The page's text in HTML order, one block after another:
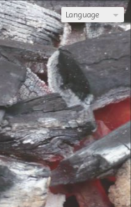
Language